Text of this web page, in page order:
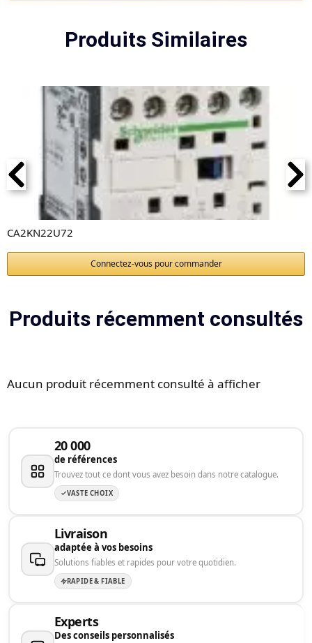
Produits Similaires
CA2KN22U72
Connectez-vous pour commander
Produits récemment consultés
Aucun produit récemment consulté à afficher
20 000
de références
Trouvez tout ce dont vous avez besoin dans notre catalogue.
VASTE CHOIX
Livraison
adaptée à vos besoins
Solutions fiables et rapides pour votre quotidien.
RAPIDE & FIABLE
Experts
Des conseils personnalisés